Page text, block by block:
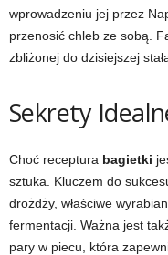
wprowadzeniu jej przez
przenosić chleb ze sobą.
zbliżonej do dzisiejszej
Sekrety
Choć receptura bagietki
sztuka. Kluczem do
drożdży, właściwe
fermentacji. Ważna jest
pary w piecu, która